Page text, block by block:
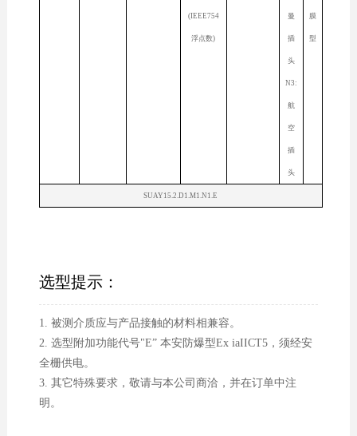
(IEEE754
浮点数)
曼
插
头
N3:
航
空
插
头
膜
型
SUAY15.2.D1.M1.N1.E
选型提示：
1. 被测介质应与产品接触的材料相兼容。
2. 选型附加功能代号"E” 本安防爆型Ex iaIICT5，须经安
全栅供电。
3. 其它特殊要求，敬请与本公司商洽，并在订单中注
明。